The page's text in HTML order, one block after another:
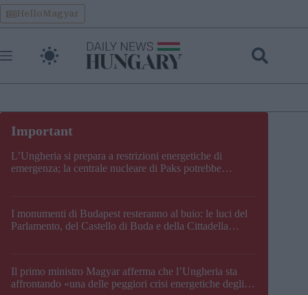
Skip
to
content
HelloMagyar
L’Ungheria si prepara a restrizioni energetiche di
emergenza; la centrale nucleare di Paks potrebbe
I monumenti di Budapest resteranno al buio: le luci del
Parlamento, del Castello di Buda e della Cittadella
Il primo ministro Magyar afferma che l’Ungheria sta
affrontando «una delle peggiori crisi energetiche degli